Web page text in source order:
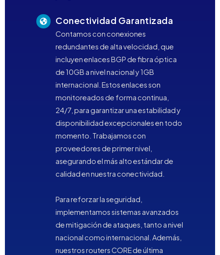
Conectividad Garantizada
Contamos con conexiones
redundantes de alta velocidad, que
incluyen enlaces BGP de fibra óptica
de 10GB a nivel nacional y 1GB
internacional. Estos enlaces son
monitoreados de forma continua,
24/7, para garantizar una estabilidad y
disponibilidad excepcionales en todo
momento. Trabajamos con
proveedores de primer nivel,
asegurando el más alto estándar de
calidad en nuestra conectividad.
Para reforzar la seguridad,
implementamos sistemas avanzados
de mitigación de ataques, tanto a nivel
nacional como internacional. Además,
nuestros routers CORE de última